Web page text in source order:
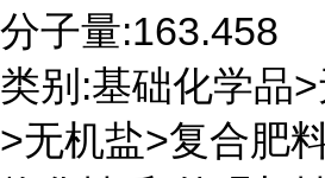
分子量:163.458
类别:基础化学品
>无机盐>复合肥